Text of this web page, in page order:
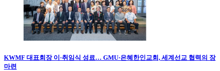
KWMF 대표회장 이·취임식 성료… GMU·은혜한인교회, 세계선교 협력의 장
마련